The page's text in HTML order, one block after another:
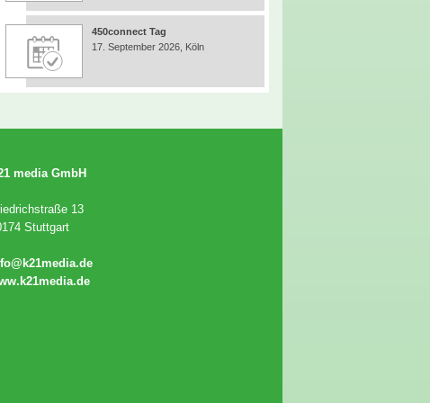
450connect Tag
17. September 2026, Köln
media GmbH
13
Stuttgart